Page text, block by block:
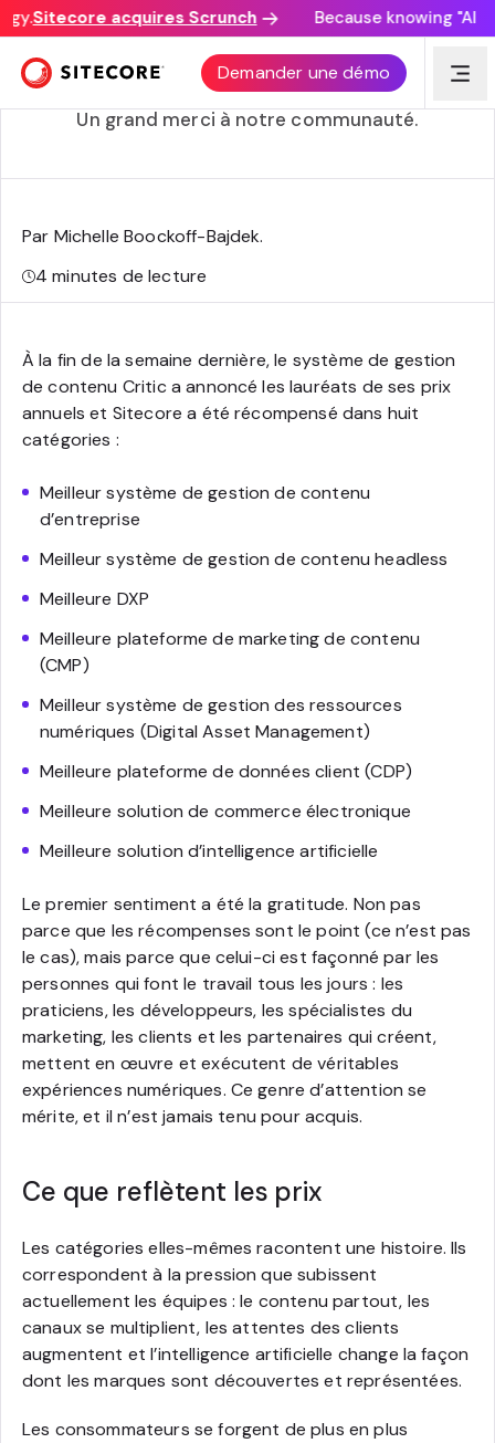
Sitecore acquires Scrunch Because knowing "AI
Demander une démo
Sitecore remporte huit Critic Awards pour les
systèmes de gestion de contenu
Un grand merci à notre communauté.
Par Michelle Boockoff-Bajdek.
4minutes de lecture
À la fin de la semaine dernière, le système de gestion
de contenu Critic a annoncé les lauréats de ses prix
annuels et Sitecore a été récompensé dans huit
catégories :
Meilleur système de gestion de contenu
d’entreprise
Meilleur système de gestion de contenu headless
Meilleure DXP
Meilleure plateforme de marketing de contenu
(CMP)
Meilleur système de gestion des ressources
numériques (Digital Asset Management)
Meilleure plateforme de données client (CDP)
Meilleure solution de commerce électronique
Meilleure solution d’intelligence artificielle
Le premier sentiment a été la gratitude. Non pas
parce que les récompenses sont le point (ce n’est pas
le cas), mais parce que celui-ci est façonné par les
personnes qui font le travail tous les jours : les
praticiens, les développeurs, les spécialistes du
marketing, les clients et les partenaires qui créent,
mettent en œuvre et exécutent de véritables
expériences numériques. Ce genre d’attention se
mérite, et il n’est jamais tenu pour acquis.
Ce que reflètent les prix
Les catégories elles-mêmes racontent une histoire. Ils
correspondent à la pression que subissent
actuellement les équipes : le contenu partout, les
canaux se multiplient, les attentes des clients
augmentent et l’intelligence artificielle change la façon
dont les marques sont découvertes et représentées.
Les consommateurs se forgent de plus en plus